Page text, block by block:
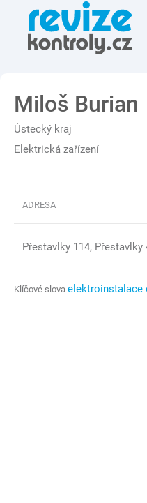
Miloš Burian
Ústecký kraj
Elektrická zařízení
ADRESA
Přestavlky 114, Přestavlky
Klíčové slova elektroinstalace